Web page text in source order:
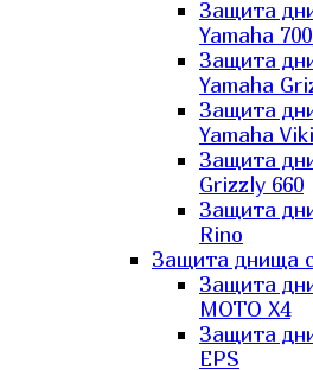
Защита
Yamaha
Защита
Yamaha
Защита
Yamaha
Защита
Grizzly 660
Защита
Rino
Защита днища
Защита
MOTO X4
Защита
EPS